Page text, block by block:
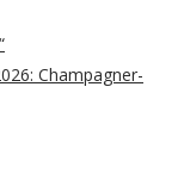
Champagner-